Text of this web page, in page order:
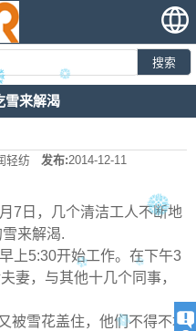
搜索
雪来解渴
轻纺 发布:2014-12-11
7日，几个清洁工人不断地
来解渴.
上5:30开始工作。在下午3
妻，与其他十几个同事，
被雪花盖住，他们不得不埋